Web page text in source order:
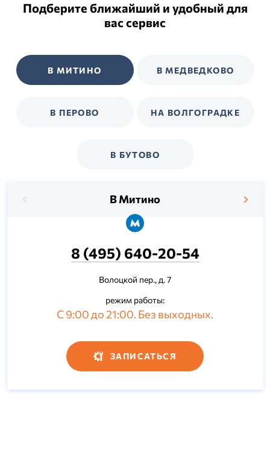
Подберите ближайший и удобный для
вас сервис
В МИТИНО В МЕДВЕДКОВО
В ПЕРОВО НА ВОЛГОГРАДКЕ
В БУТОВО
В Митино
8 (495) 640-20-54
Волоцкой пер., д. 7
режим работы:
С 9:00 до 21:00. Без выходных.
ЗАПИСАТЬСЯ